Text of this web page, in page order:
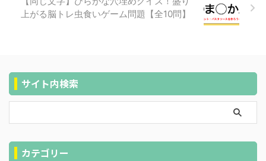
上がる脳トレ虫食いゲーム問題【全10問】
サイト内検索
カテゴリー